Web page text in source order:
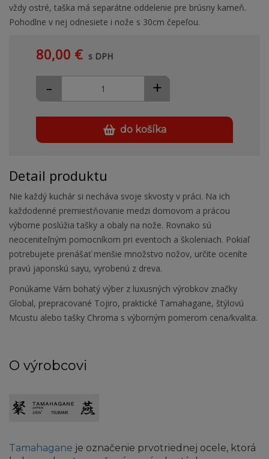
vždy ostré, taška má separátne oddelenie pre brúsny kameň.
Pohodlne v nej odnesiete i nože s 30cm čepeľou.
80,00 € s DPH
+
-
do košíka
Detail produktu
Nie každý kuchár si necháva svoje skvosty v práci. Na ich
každodenné premiestňovanie medzi domovom a prácou
výborne poslúžia tašky a obaly na nože. Rovnako sú
neoceniteľným pomocníkom pri eventoch a školeniach. Pokiaľ
potrebujete prenášať menšie množstvo nožov, určite oceníte
pravú japonskú sayu, vyrobenú z dreva.
Ponúkame Vám bohatý výber z luxusných výrobkov značky
Global, prepracované Tojiro, praktické Tamahagane, štýlovú
Mcustu alebo tašky Chroma s výborným pomerom cena/kvalita.
O výrobcovi
Tamahagane je označenie prvotriednej ocele, ktorá